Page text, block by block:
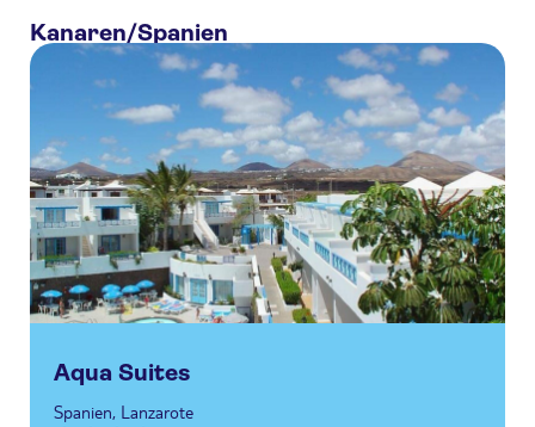
Kanaren/Spanien
Aqua Suites
Spanien, Lanzarote